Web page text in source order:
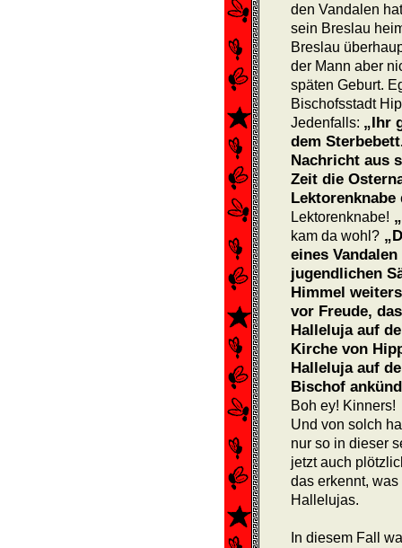
den Vandalen
sein Breslau
Breslau
der Mann aber
späten Geburt.
Bischofsstadt
Jedenfalls: „Ihr
dem
Nachricht aus
Zeit die
Lektorenknabe
Lektorenknabe!
kam da wohl?
eines
jugendlichen
Himmel
vor Freude,
Halleluja auf
Kirche von
Halleluja auf
Bischof
Boh ey! Kinners!
Und von solch
nur so in dieser
jetzt auch
das erkennt,
Hallelujas.
In diesem Fall